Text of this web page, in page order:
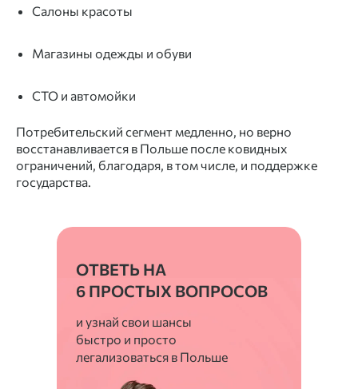
Салоны красоты
Магазины одежды и обуви
СТО и автомойки
Потребительский сегмент медленно, но верно
восстанавливается в Польше после ковидных
ограничений, благодаря, в том числе, и поддержке
государства.
ОТВЕТЬ НА
6 ПРОСТЫХ ВОПРОСОВ
и узнай свои шансы
быстро и просто
легализоваться в Польше